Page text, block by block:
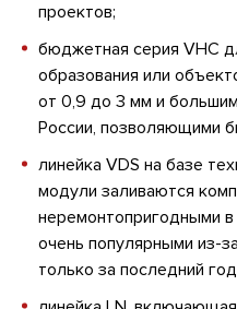
проектов;
бюджетная серия VHC
образования или
от 0,9 до 3 мм и
России, позволяющими
линейка VDS на базе
модули заливаются
неремонтопригодными в
очень популярными из-
только за последний